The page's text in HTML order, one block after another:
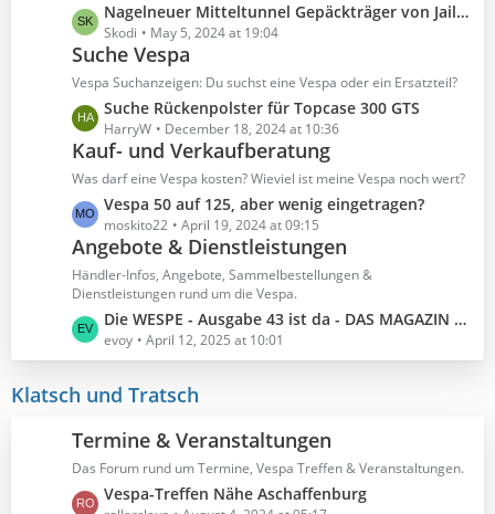
L
e
t
z
e
B
i
t
r
ä
g
e
Nagelneuer Mitteltunnel Gepäckträger von Jailbreak Customs
Skodi May 5, 2024 at 19:04
Suche Vespa
Vespa Suchanzeigen: Du suchst eine Vespa oder ein Ersatzteil?
L
e
t
z
e
B
i
r
e
Suche Rückenpolster für Topcase 300 GTS
HarryW December 18, 2024 at 10:36
Kauf- und Verkaufberatung
Was darf eine Vespa kosten? Wieviel ist meine Vespa noch wert?
L
e
t
z
t
e
B
e
t
ä
g
e
Vespa 50 auf 125, aber wenig eingetragen?
moskito22 April 19, 2024 at 09:15
Angebote & Dienstleistungen
Händler-Infos, Angebote, Sammelbestellungen &
Dienstleistungen rund um die Vespa.
L
e
t
z
t
e
B
e
i
Die WESPE - Ausgabe 43 ist da - DAS MAGAZIN FÜR DEN VESPAFAHRER!
evoy April 12, 2025 at 10:01
Klatsch und Tratsch
Termine & Veranstaltungen
Das Forum rund um Termine, Vespa Treffen & Veranstaltungen.
L
Vespa-Treffen Nähe Aschaffenburg